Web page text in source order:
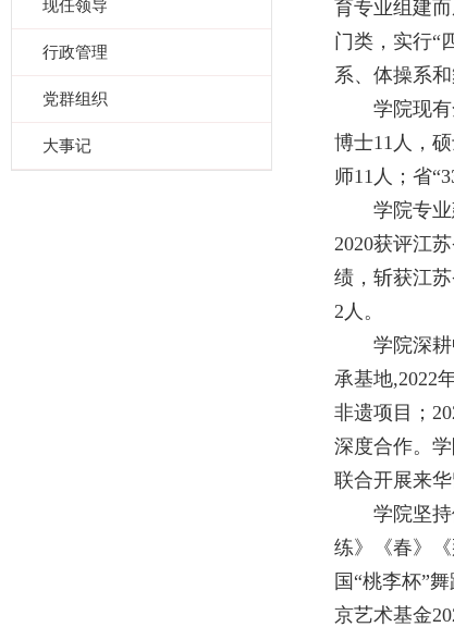
现任领导
行政管理
党群组织
大事记
育专业组建
门类，实行“
系、体操系和
学院现
博士11人，
师11人；省
学院专
2020获评江
绩，斩获江
2人。
学院深
承基地,2022
非遗项目；
深度合作。
联合开展来
学院坚
练》《春》
国“桃李杯”
京艺术基金